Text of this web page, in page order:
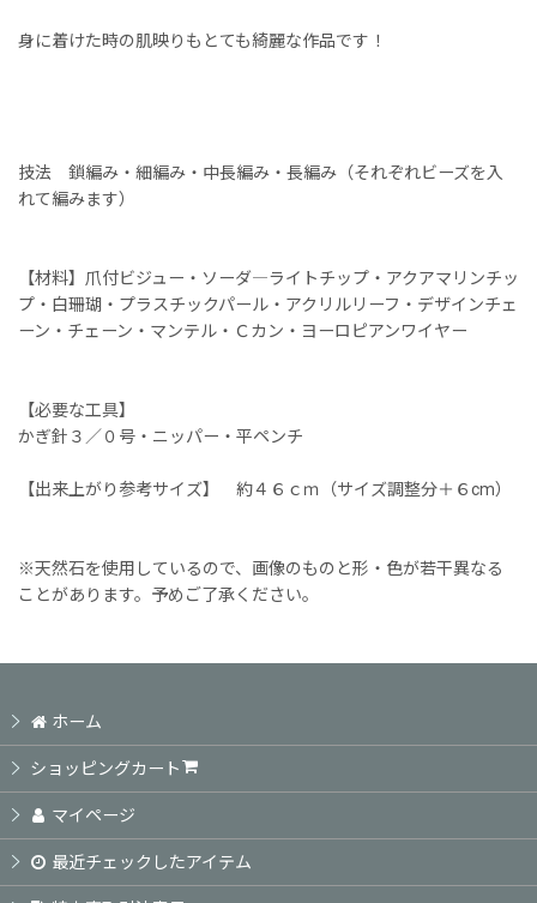
身に着けた時の肌映りもとても綺麗な作品です！
技法 鎖編み・細編み・中長編み・長編み（それぞれビーズを入
れて編みます）
【材料】爪付ビジュー・ソーダ―ライトチップ・アクアマリンチッ
プ・白珊瑚・プラスチックパール・アクリルリーフ・デザインチェ
ーン・チェーン・マンテル・Ｃカン・ヨーロピアンワイヤー
【必要な工具】
かぎ針３／０号・ニッパー・平ペンチ
【出来上がり参考サイズ】 約４６ｃｍ（サイズ調整分＋６cm）
※天然石を使用しているので、画像のものと形・色が若干異なる
ことがあります。予めご了承ください。
ホーム
ショッピングカート
マイページ
最近チェックしたアイテム